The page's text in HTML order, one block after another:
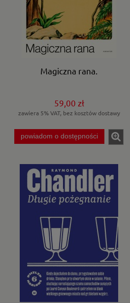
Magiczna rana.
59,00 zł
zawiera 5% VAT, bez kosztów dostawy
powiadom o dostępności